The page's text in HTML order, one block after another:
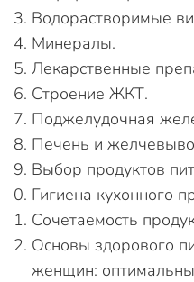
Водорастворимые
Минералы.
Лекарственные
Строение ЖКТ.
Поджелудочная
Печень и
Выбор продуктов
Гигиена кухонного
Сочетаемость
Основы здорового
женщин: